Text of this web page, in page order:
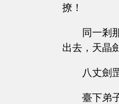
撩！
同一剎
出去，天晶
八丈劍
臺下弟